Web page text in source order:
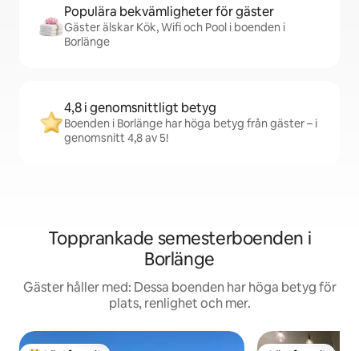
Populära bekvämligheter för gäster
Gäster älskar Kök, Wifi och Pool i boenden i
Borlänge
4,8 i genomsnittligt betyg
Boenden i Borlänge har höga betyg från gäster – i
genomsnitt 4,8 av 5!
Topprankade semesterboenden i
Borlänge
Gäster håller med: Dessa boenden har höga betyg för
plats, renlighet och mer.